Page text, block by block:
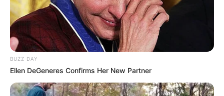
BUZZ DAY
Ellen DeGeneres Confirms Her New Partner